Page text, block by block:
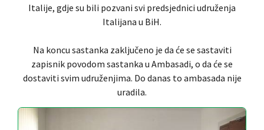
Italije, gdje su bili pozvani svi predsjednici udruženja
Italijana u BiH.
Na koncu sastanka zaključeno je da će se sastaviti
zapisnik povodom sastanka u Ambasadi, o da će se
dostaviti svim udruženjima. Do danas to ambasada nije
uradila.